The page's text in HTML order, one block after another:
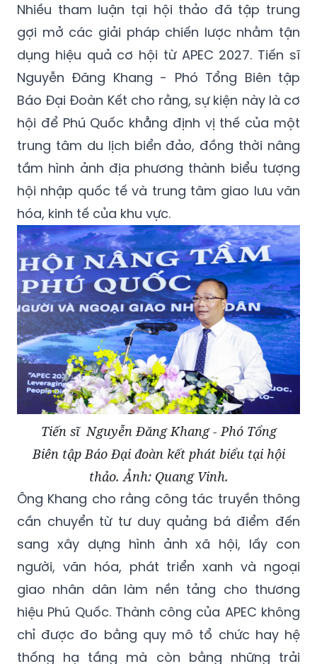
Nhiều tham luận tại hội thảo đã tập trung
gợi mở các giải pháp chiến lược nhằm tận
dụng hiệu quả cơ hội từ APEC 2027. Tiến sĩ
Nguyễn Đăng Khang - Phó Tổng Biên tập
Báo Đại Đoàn Kết cho rằng, sự kiện này là cơ
hội để Phú Quốc khẳng định vị thế của một
trung tâm du lịch biển đảo, đồng thời nâng
tầm hình ảnh địa phương thành biểu tượng
hội nhập quốc tế và trung tâm giao lưu văn
hóa, kinh tế của khu vực.
Tiến sĩ Nguyễn Đăng Khang - Phó Tổng
Biên tập Báo Đại đoàn kết phát biểu tại hội
thảo. Ảnh: Quang Vinh.
Ông Khang cho rằng công tác truyền thông
cần chuyển từ tư duy quảng bá điểm đến
sang xây dựng hình ảnh xã hội, lấy con
người, văn hóa, phát triển xanh và ngoại
giao nhân dân làm nền tảng cho thương
hiệu Phú Quốc. Thành công của APEC không
chỉ được đo bằng quy mô tổ chức hay hệ
thống hạ tầng mà còn bằng những trải